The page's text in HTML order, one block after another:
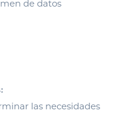
de datos
las necesidades